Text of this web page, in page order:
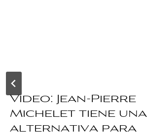
Video: Jean-Pierre
Michelet tiene una
alternativa para